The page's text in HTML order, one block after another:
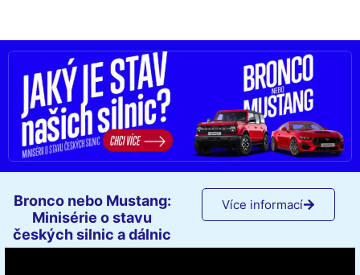
Bronco nebo Mustang:
Minisérie o stavu
českých silnic a dálnic
Více informací